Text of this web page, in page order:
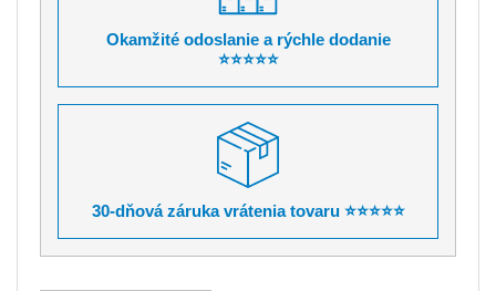
Okamžité odoslanie a rýchle dodanie
⭐⭐⭐⭐⭐
30-dňová záruka vrátenia tovaru ⭐⭐⭐⭐⭐